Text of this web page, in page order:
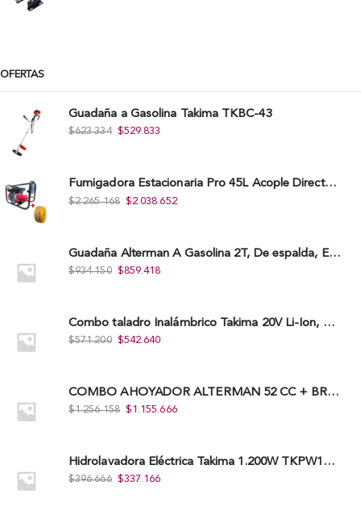
OFERTAS
Guadaña a Gasolina Takima TKBC-43
$623.334 $529.833
Fumigadora Estacionaria Pro 45L Acople Directo con Accesorios
$2.265.168 $2.038.652
Guadaña Alterman A Gasolina 2T, De espalda, Eje Flexible, 43Cc, Xbc43B-I
$934.150 $859.418
Combo taladro Inalámbrico Takima 20V Li-Ion, Tklcd-20. + Polichadora Takima 7″ 1.200W, Tksp-180-D.
$571.200 $542.640
COMBO AHOYADOR ALTERMAN 52 CC + BROCA DE 20 CM X 80 CM + BROCA DE 15 CM X 80 CM
$1.256.158 $1.155.666
Hidrolavadora Eléctrica Takima 1.200W TKPW1200-13
$396.666 $337.166